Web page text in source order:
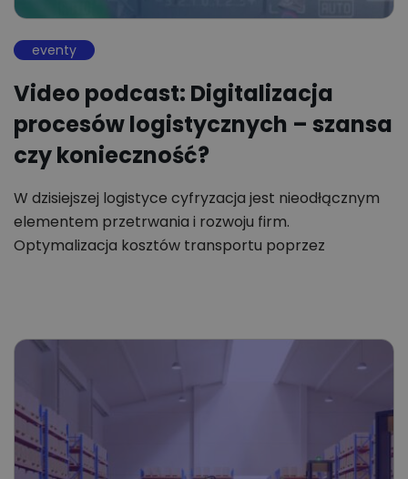
eventy
Video podcast: Digitalizacja
procesów logistycznych – szansa
czy konieczność?
W dzisiejszej logistyce cyfryzacja jest nieodłącznym
elementem przetrwania i rozwoju firm.
Optymalizacja kosztów transportu poprzez